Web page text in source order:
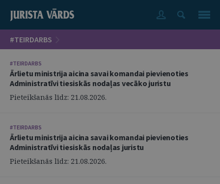
#TEIRDARBS
#TEIRDARBS
Ārlietu ministrija aicina savai komandai pievienoties
Administratīvi tiesiskās nodaļas vecāko juristu
Pieteikšanās līdz: 21.08.2026.
#TEIRDARBS
Ārlietu ministrija aicina savai komandai pievienoties
Administratīvi tiesiskās nodaļas juristu
Pieteikšanās līdz: 21.08.2026.